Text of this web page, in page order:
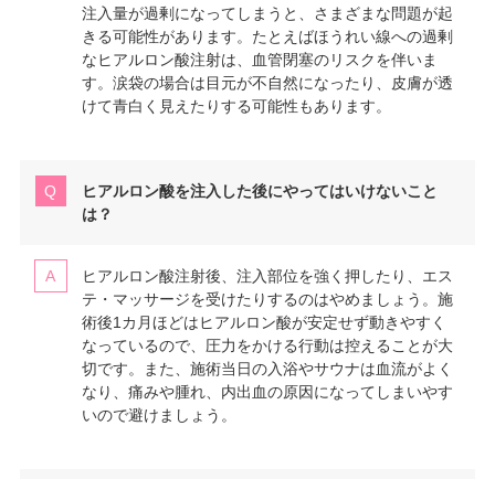
注入量が過剰になってしまうと、さまざまな問題が起
きる可能性があります。たとえばほうれい線への過剰
なヒアルロン酸注射は、血管閉塞のリスクを伴いま
す。涙袋の場合は目元が不自然になったり、皮膚が透
けて青白く見えたりする可能性もあります。
ヒアルロン酸を注入した後にやってはいけないこと
は？
ヒアルロン酸注射後、注入部位を強く押したり、エス
テ・マッサージを受けたりするのはやめましょう。施
術後1カ月ほどはヒアルロン酸が安定せず動きやすく
なっているので、圧力をかける行動は控えることが大
切です。また、施術当日の入浴やサウナは血流がよく
なり、痛みや腫れ、内出血の原因になってしまいやす
いので避けましょう。